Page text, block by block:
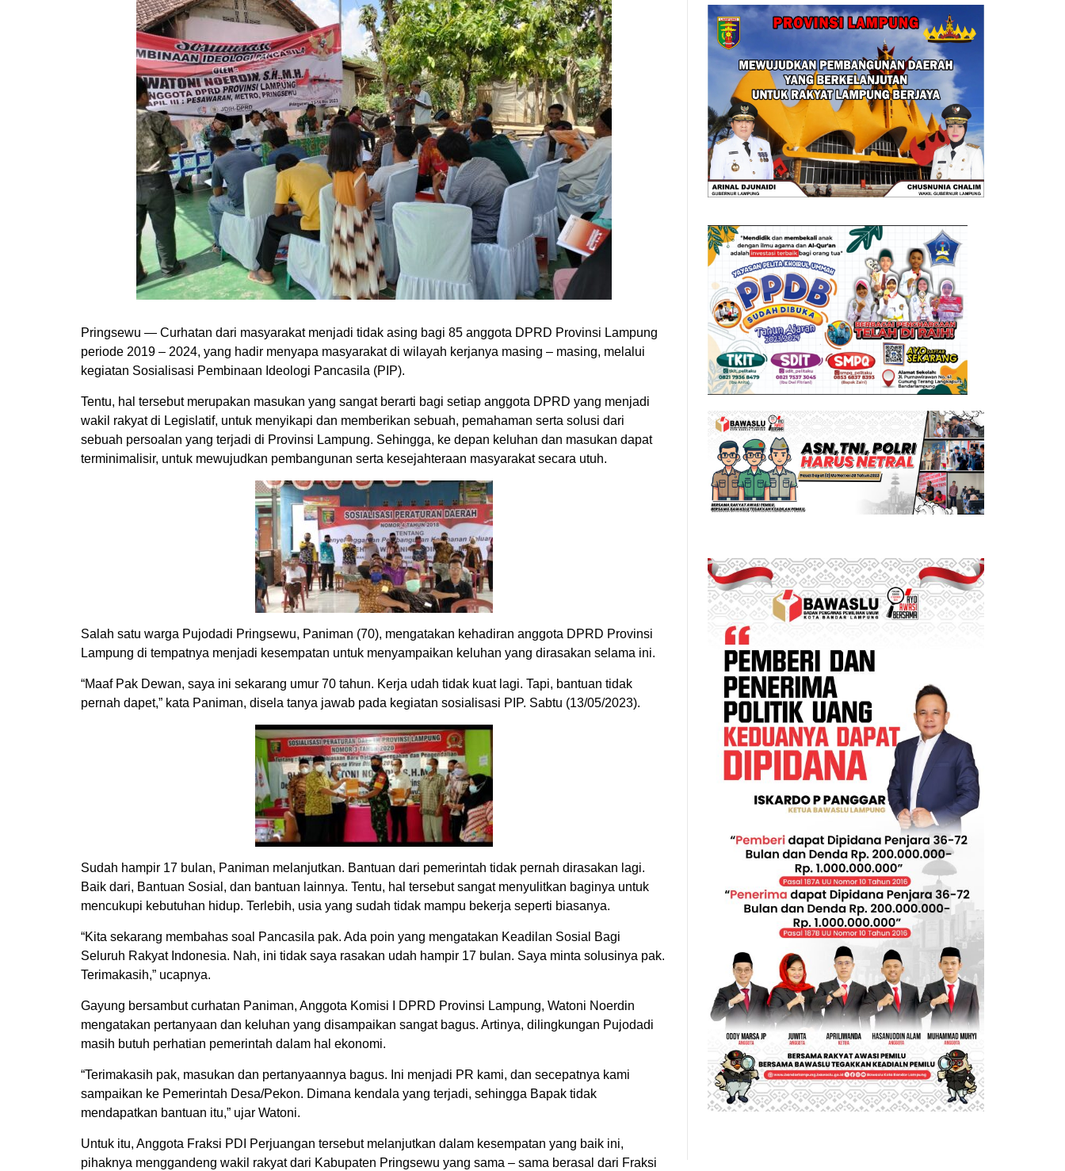
Pringsewu — Curhatan dari masyarakat menjadi tidak asing bagi 85 anggota DPRD Provinsi Lampung
periode 2019 – 2024, yang hadir menyapa masyarakat di wilayah kerjanya masing – masing, melalui
kegiatan Sosialisasi Pembinaan Ideologi Pancasila (PIP).
Tentu, hal tersebut merupakan masukan yang sangat berarti bagi setiap anggota DPRD yang menjadi
wakil rakyat di Legislatif, untuk menyikapi dan memberikan sebuah, pemahaman serta solusi dari
sebuah persoalan yang terjadi di Provinsi Lampung. Sehingga, ke depan keluhan dan masukan dapat
terminimalisir, untuk mewujudkan pembangunan serta kesejahteraan masyarakat secara utuh.
Salah satu warga Pujodadi Pringsewu, Paniman (70), mengatakan kehadiran anggota DPRD Provinsi
Lampung di tempatnya menjadi kesempatan untuk menyampaikan keluhan yang dirasakan selama ini.
“Maaf Pak Dewan, saya ini sekarang umur 70 tahun. Kerja udah tidak kuat lagi. Tapi, bantuan tidak
pernah dapet,” kata Paniman, disela tanya jawab pada kegiatan sosialisasi PIP. Sabtu (13/05/2023).
Sudah hampir 17 bulan, Paniman melanjutkan. Bantuan dari pemerintah tidak pernah dirasakan lagi.
Baik dari, Bantuan Sosial, dan bantuan lainnya. Tentu, hal tersebut sangat menyulitkan baginya untuk
mencukupi kebutuhan hidup. Terlebih, usia yang sudah tidak mampu bekerja seperti biasanya.
“Kita sekarang membahas soal Pancasila pak. Ada poin yang mengatakan Keadilan Sosial Bagi
Seluruh Rakyat Indonesia. Nah, ini tidak saya rasakan udah hampir 17 bulan. Saya minta solusinya pak.
Terimakasih,” ucapnya.
Gayung bersambut curhatan Paniman, Anggota Komisi I DPRD Provinsi Lampung, Watoni Noerdin
mengatakan pertanyaan dan keluhan yang disampaikan sangat bagus. Artinya, dilingkungan Pujodadi
masih butuh perhatian pemerintah dalam hal ekonomi.
“Terimakasih pak, masukan dan pertanyaannya bagus. Ini menjadi PR kami, dan secepatnya kami
sampaikan ke Pemerintah Desa/Pekon. Dimana kendala yang terjadi, sehingga Bapak tidak
mendapatkan bantuan itu,” ujar Watoni.
Untuk itu, Anggota Fraksi PDI Perjuangan tersebut melanjutkan dalam kesempatan yang baik ini,
pihaknya menggandeng wakil rakyat dari Kabupaten Pringsewu yang sama – sama berasal dari Fraksi